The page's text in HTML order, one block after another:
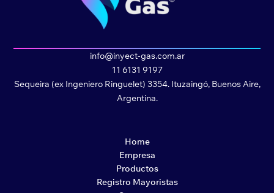
info@inyect-gas.com.ar
11 6131 9197
Sequeira (ex Ingeniero Ringuelet) 3354. Ituzaingó, Buenos Aire,
Argentina.
Home
Empresa
Productos
Registro Mayoristas